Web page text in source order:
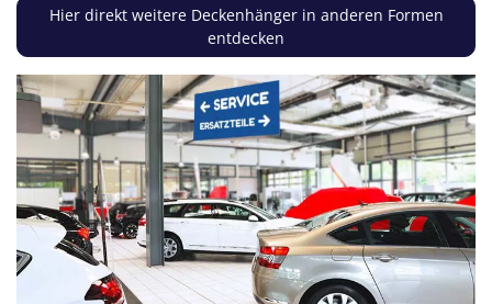
Hier direkt weitere Deckenhänger in anderen Formen
entdecken